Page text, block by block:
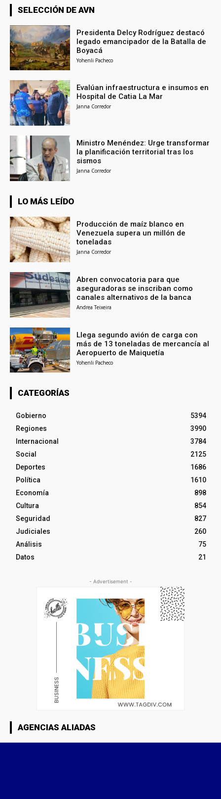
SELECCIÓN DE AVN
Presidenta Delcy Rodríguez destacó
legado emancipador de la Batalla de
Boyacá
Yohenli Pacheco
Evalúan infraestructura e insumos en
Hospital de Catia La Mar
Janna Corredor
Ministro Menéndez: Urge transformar
la planificación territorial tras los
sismos
Janna Corredor
LO MÁS LEÍDO
Producción de maíz blanco en
Venezuela supera un millón de
toneladas
Janna Corredor
Abren convocatoria para que
aseguradoras se inscriban como
canales alternativos de la banca
Andrea Teixeira
Llega segundo avión de carga con
más de 13 toneladas de mercancía al
Aeropuerto de Maiquetía
Yohenli Pacheco
CATEGORÍAS
Gobierno
5394
Regiones
3990
Internacional
3784
Social
2125
Deportes
1686
Política
1610
Economía
898
Cultura
854
Seguridad
827
Judiciales
260
Análisis
75
Datos
21
- Advertisement -
AGENCIAS ALIADAS